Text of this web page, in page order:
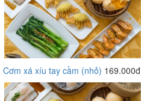
Cơm xá xíu tay cầm (nhỏ) 169.000đ